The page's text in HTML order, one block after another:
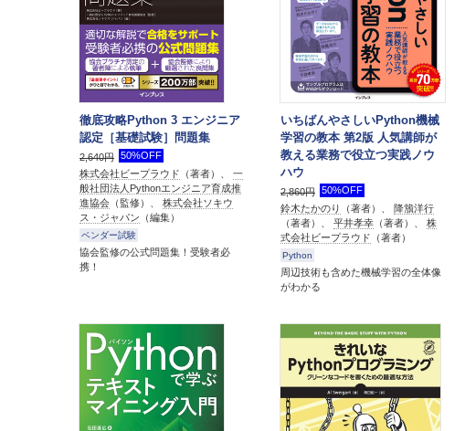
徹底攻略Python 3 エンジニア
認定［基礎試験］問題集
2,640円 50%OFF
株式会社ビープラウド （著者）、 一
般社団法人Pythonエンジニア育成推
進協会 （監修）、 株式会社ソキウ
ス・ジャパン （編集）
ベンダー試験
協会監修の公式問題集！受験者必
携！
いちばんやさしいPython機械
学習の教本 第2版 人気講師が
教える業務で役立つ実践ノウ
ハウ
2,860円 50%OFF
鈴木たかのり
（著者）、
降籏洋行
（著者）、 平井孝幸 （著者）、 株
式会社ビープラウド （著者）
Python
周辺技術も含めた機械学習の全体像
がわかる